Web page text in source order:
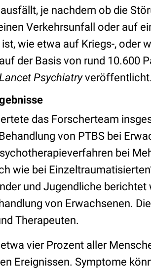
je nachdem ob die
Verkehrsunfall oder auf
wie etwa auf Kriegs-, oder
auf der Basis von rund 10.600
Psychiatryveröffentlicht.
das Forscherteam
von PTBS bei
bei
wie bei
und Jugendliche
von Erwachsenen.
Therapeuten.
vier Prozent aller
Ereignissen. Symptome